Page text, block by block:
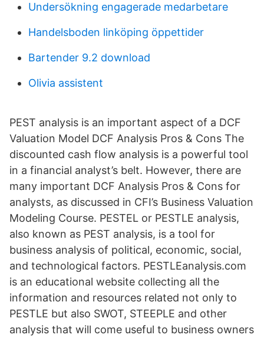
Undersökning engagerade medarbetare
Handelsboden linköping öppettider
Bartender 9.2 download
Olivia assistent
PEST analysis is an important aspect of a DCF
Valuation Model DCF Analysis Pros & Cons The
discounted cash flow analysis is a powerful tool
in a financial analyst’s belt. However, there are
many important DCF Analysis Pros & Cons for
analysts, as discussed in CFI’s Business Valuation
Modeling Course. PESTEL or PESTLE analysis,
also known as PEST analysis, is a tool for
business analysis of political, economic, social,
and technological factors. PESTLEanalysis.com
is an educational website collecting all the
information and resources related not only to
PESTLE but also SWOT, STEEPLE and other
analysis that will come useful to business owners